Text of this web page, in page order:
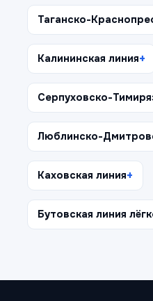
Таганско-
Калининская линия
Серпуховско-
Люблинско-
Каховская линия
Бутовская линия